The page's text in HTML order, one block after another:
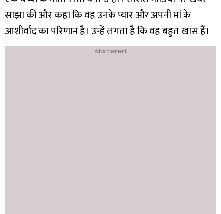
साझा की और कहा कि वह उनके प्यार और अपनी मां के
आशीर्वाद का परिणाम है। उन्हें लगता है कि वह बहुत खास हैं।